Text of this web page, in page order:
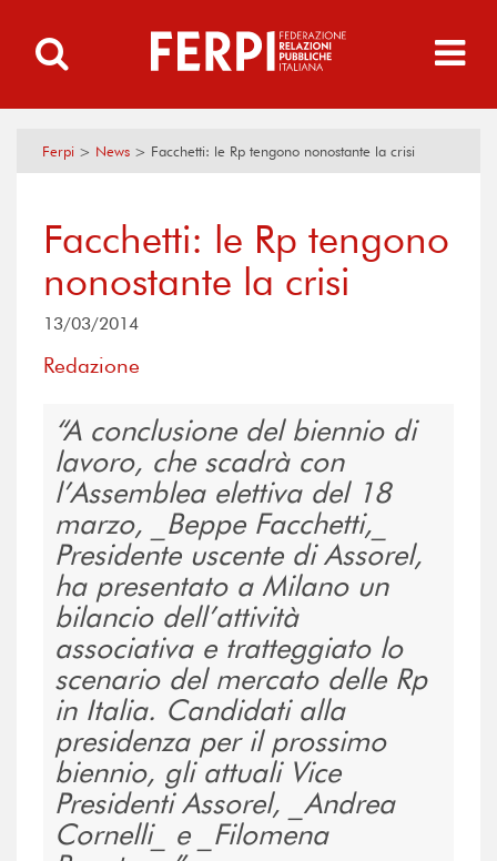
Ferpi > News > Facchetti: le Rp tengono nonostante la crisi
Facchetti: le Rp tengono
nonostante la crisi
13/03/2014
Redazione
A conclusione del biennio di
lavoro, che scadrà con
l’Assemblea elettiva del 18
marzo, _Beppe Facchetti,_
Presidente uscente di Assorel,
ha presentato a Milano un
bilancio dell’attività
associativa e tratteggiato lo
scenario del mercato delle Rp
in Italia. Candidati alla
presidenza per il prossimo
biennio, gli attuali Vice
Presidenti Assorel, _Andrea
Cornelli_ e _Filomena